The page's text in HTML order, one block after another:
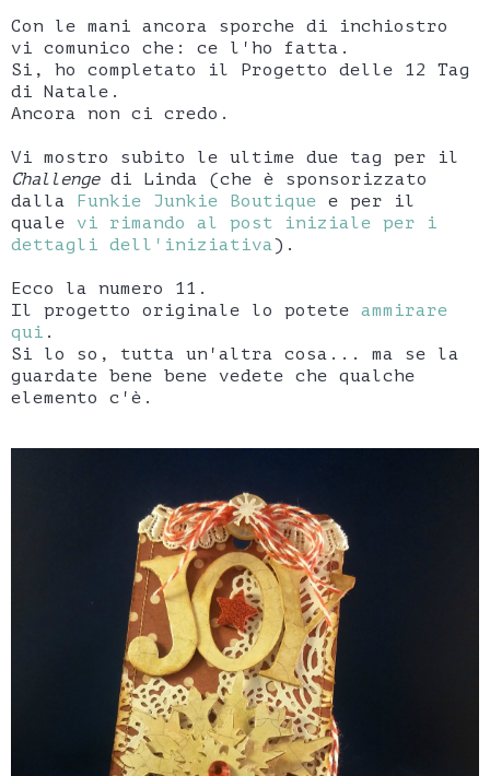
Con le mani ancora sporche di inchiostro
vi comunico che: ce l'ho fatta.
Si, ho completato il Progetto delle 12 Tag
di Natale.
Ancora non ci credo.
Vi mostro subito le ultime due tag per il
Challengedi Linda (che è sponsorizzato
dalla Funkie Junkie Boutique e per il
quale vi rimando al post iniziale per i
dettagli dell'iniziativa).
Ecco la numero 11.
Il progetto originale lo potete ammirare
qui .
Si lo so, tutta un'altra cosa... ma se la
guardate bene bene vedete che qualche
elemento c'è.